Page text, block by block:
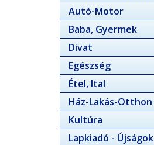
Autó-Motor
Baba, Gyermek
Divat
Egészség
Étel, Ital
Ház-Lakás-Otthon
Kultúra
Lapkiadó - Újságok